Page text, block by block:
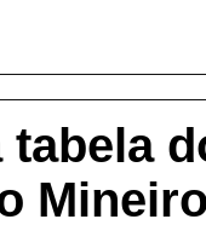
tabela